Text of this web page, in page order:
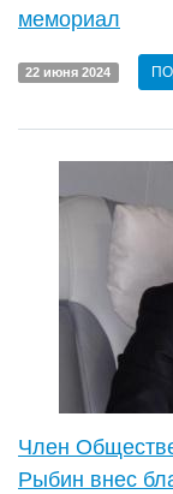
мемориал
22 июня 2024
Член
Рыбин внес